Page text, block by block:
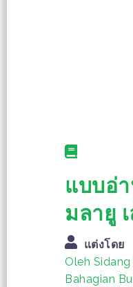
แบบอ่
มลายู
แต่งโดย
Oleh
Bahagian